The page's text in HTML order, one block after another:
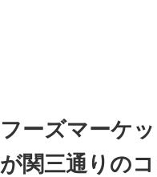
フーズマーケ
が関三通りの